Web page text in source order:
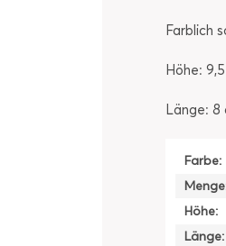
Farblich
Höhe:
Länge: 8
Farbe:
Höhe:
Länge: